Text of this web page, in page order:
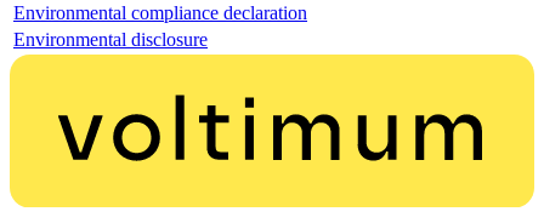
Environmental compliance declaration
Environmental disclosure